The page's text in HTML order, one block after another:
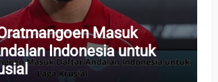
Masuk
Indonesia untuk